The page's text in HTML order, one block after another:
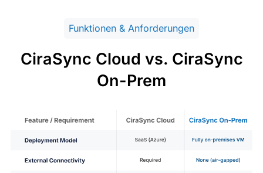
Funktionen & Anforderungen
CiraSync Cloud vs. CiraSync
On-Prem